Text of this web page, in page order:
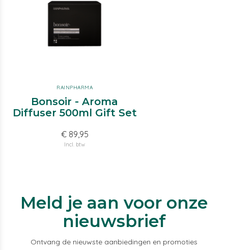
RAINPHARMA
Bonsoir - Aroma
Diffuser 500ml Gift Set
€ 89,95
Incl. btw
Meld je aan voor onze
nieuwsbrief
Ontvang de nieuwste aanbiedingen en promoties